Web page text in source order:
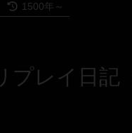
1500年～
レイ日記